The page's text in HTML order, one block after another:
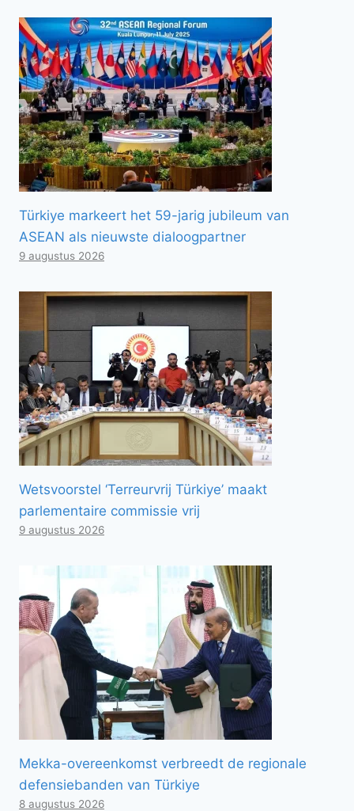
Türkiye markeert het 59-jarig jubileum van
ASEAN als nieuwste dialoogpartner
9 augustus 2026
Wetsvoorstel ‘Terreurvrij Türkiye’ maakt
parlementaire commissie vrij
9 augustus 2026
Mekka-overeenkomst verbreedt de regionale
defensiebanden van Türkiye
8 augustus 2026